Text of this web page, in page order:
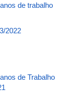
de trabalho
2022
de Trabalho